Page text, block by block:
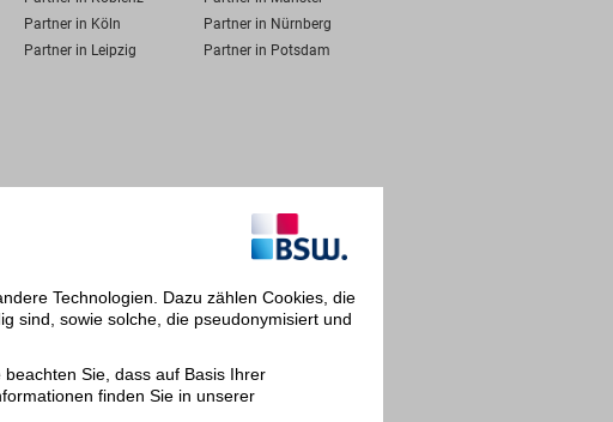
Partner in Köln
Partner in Nürnberg
Partner in Leipzig Partner in Potsdam
Technologien. Dazu zählen Cookies, die
sind, sowie solche, die pseudonymisiert und
Sie, dass auf Basis Ihrer
finden Sie in unserer